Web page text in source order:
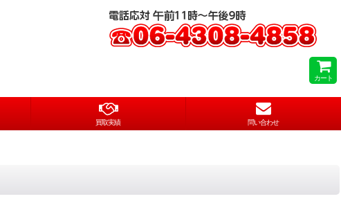
カート
買取実績 問い合わせ